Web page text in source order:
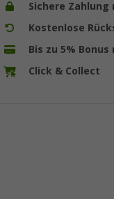
Sichere Zahlung
Kostenlose
Bis zu 5%
Click & Collect
&
(Über 100)